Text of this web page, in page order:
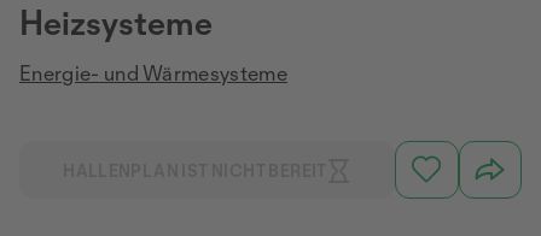
Heizsysteme
Energie- und Wärmesysteme